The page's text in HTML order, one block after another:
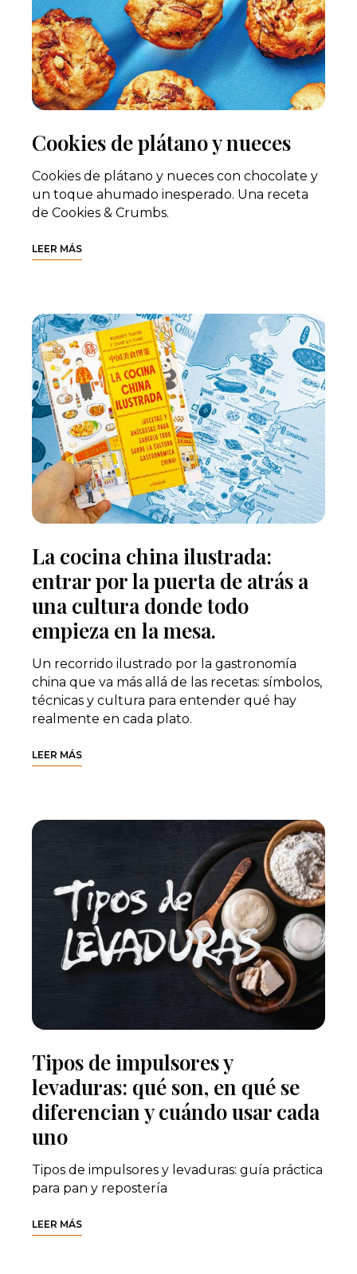
Cookies de plátano y nueces
Cookies de plátano y nueces con chocolate y
un toque ahumado inesperado. Una receta
de Cookies & Crumbs.
LEER MÁS
La cocina china ilustrada:
entrar por la puerta de atrás a
una cultura donde todo
empieza en la mesa.
Un recorrido ilustrado por la gastronomía
china que va más allá de las recetas: símbolos,
técnicas y cultura para entender qué hay
realmente en cada plato.
LEER MÁS
Tipos de impulsores y
levaduras: qué son, en qué se
diferencian y cuándo usar cada
uno
Tipos de impulsores y levaduras: guía práctica
para pan y repostería
LEER MÁS